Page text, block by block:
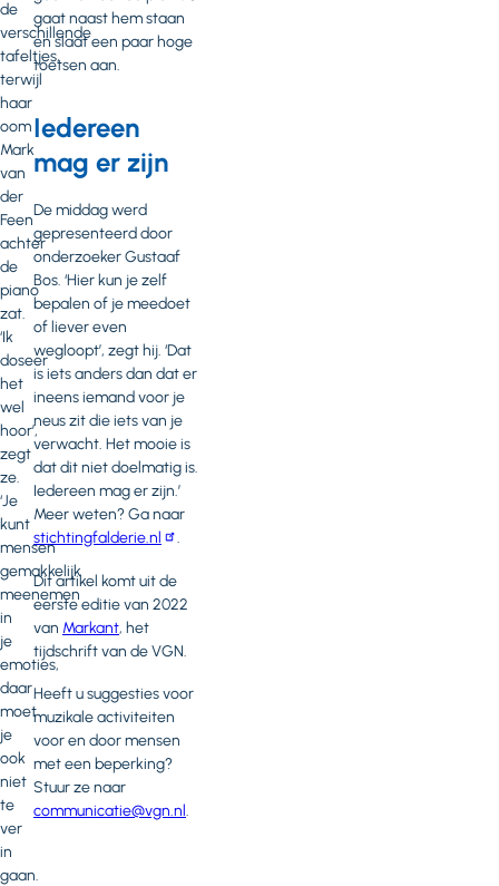
de
verschillende
tafeltjes,
terwijl
haar
oom
Mark
van
der
Feen
achter
de
piano
zat.
‘Ik
doseer
het
wel
hoor’,
zegt
ze.
‘Je
kunt
mensen
gemakkelijk
meenemen
in
je
emoties,
daar
moet
je
ook
niet
te
ver
in
gaan.
gaat naast hem staan
en slaat een paar hoge
toetsen aan.
Iedereen
mag er zijn
De middag werd
gepresenteerd door
onderzoeker Gustaaf
Bos. ‘Hier kun je zelf
bepalen of je meedoet
of liever even
wegloopt’, zegt hij. ‘Dat
is iets anders dan dat er
ineens iemand voor je
neus zit die iets van je
verwacht. Het mooie is
dat dit niet doelmatig is.
Iedereen mag er zijn.’
Meer weten? Ga naar
stichtingfalderie.nl
.
Dit artikel komt uit de
eerste editie van 2022
van Markant, het
tijdschrift van de VGN.
Heeft u suggesties voor
muzikale activiteiten
voor en door mensen
met een beperking?
Stuur ze naar
communicatie@vgn.nl.